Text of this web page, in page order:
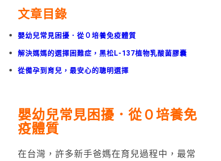
文章目錄
嬰幼兒常見困擾．從０培養免疫體質
解決媽媽的選擇困難症，黑松L-137植物乳酸菌膠囊
從備孕到育兒，最安心的聰明選擇
嬰幼兒常見困擾．從０培養免
疫體質
在台灣，許多新手爸媽在育兒過程中，最常